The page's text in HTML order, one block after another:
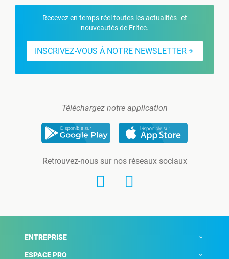
Recevez en temps réel toutes les actualités et
nouveautés de Fritec.
INSCRIVEZ-VOUS À NOTRE NEWSLETTER
Téléchargez notre application
Retrouvez-nous sur nos réseaux sociaux
ENTREPRISE
ESPACE PRO